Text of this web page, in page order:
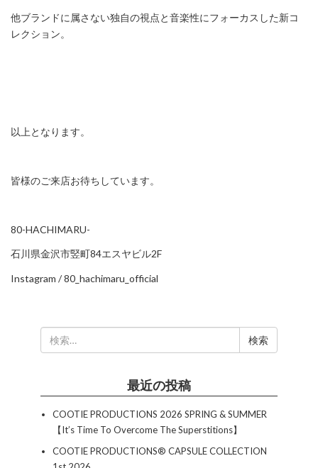
他ブランドに属さない独自の視点と音楽性にフォーカスした新コ
レクション。
以上となります。
皆様のご来店お待ちしています。
80-HACHIMARU-
石川県金沢市竪町84エスヤビル2F
Instagram /80_hachimaru_official
索:
最近の投稿
COOTIE PRODUCTIONS 2026 SPRING & SUMMER
【It’s Time To Overcome The Superstitions】
COOTIE PRODUCTIONS®︎ CAPSULE COLLECTION